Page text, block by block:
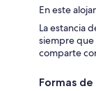
En este
La estancia
siempre que
comparte
Formas